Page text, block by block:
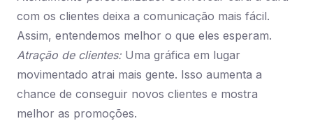
com os clientes deixa a comunicação mais fácil.
Assim, entendemos melhor o que eles esperam.
Atração de clientes:Uma gráfica em lugar
movimentado atrai mais gente. Isso aumenta a
chance de conseguir novos clientes e mostra
melhor as promoções.